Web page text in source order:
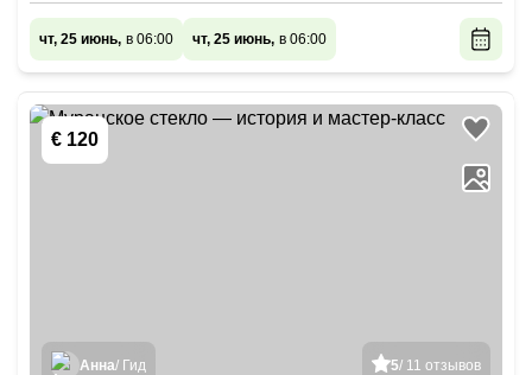
чт, 25 июнь, в 06:00 чт, 25 июнь, в 06:00
€ 120
5/ 11 отзывов
Анна/ Гид